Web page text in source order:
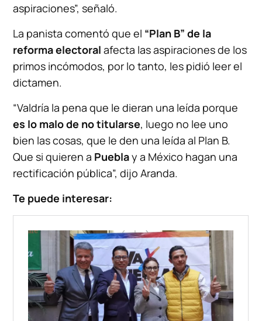
aspiraciones”, señaló.
La panista comentó que el “Plan B” de la
reforma electoralafecta las aspiraciones de los
primos incómodos, por lo tanto, les pidió leer el
dictamen.
“Valdría la pena que le dieran una leída porque
es lo malo de no titularse, luego no lee uno
bien las cosas, que le den una leída al Plan B.
Que si quieren a Pueblay a México hagan una
rectificación pública”, dijo Aranda.
Te puede interesar: